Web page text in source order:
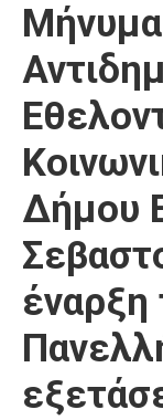
Προσκλήσεις
Αποφάσεις
Τηλέφωνα
Καιρός
Δήμου
έναρξη